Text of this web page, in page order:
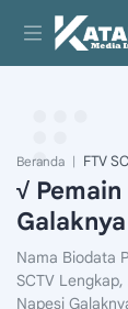
Beranda FTV
√
Nama Biodata
SCTV
Napesi